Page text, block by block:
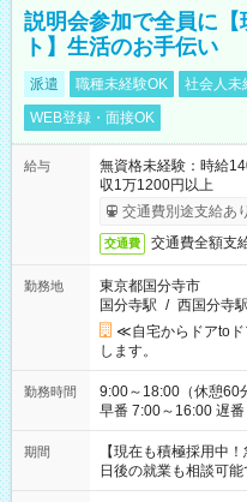
説明会参加で全員に
ト】生活のお手伝い
派遣 職種未経験OK 社会人未
WEB登録・面接OK
給与
無資格未経験：時給
収1万1200円以上
交通費別途支給あり
交通費 交通費全額支
勤務地
東京都国分寺市
国分寺駅 / 西国分寺駅
≪自宅からドアto
します。
勤務時間
9:00～18:00（休憩60分） ■ご希望があれば下記シフト
早番 7:00～16:00 遅番 10:00～19:00
い」 「余裕を持って
たくない」 など、ご希望を
の方へ 今ご覧のお仕
の勤務時間。 合計で
期間
【現在も積極採用中
日後の就業も相談可能